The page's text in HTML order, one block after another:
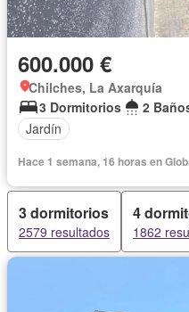
600.000 €
Chilches, La Axarquía
3 Dormitorios
2
Jardín
Hace 1 semana, 16 horas en
3 dormitorios
2579 resultados
4
1862